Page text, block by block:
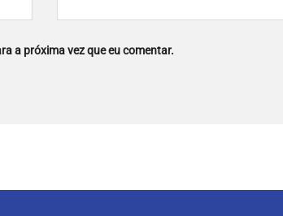
a próxima vez que eu comentar.